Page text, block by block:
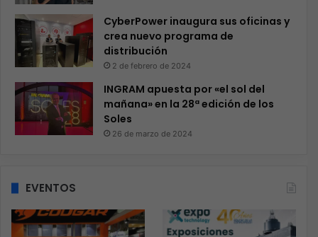
CyberPower inaugura sus oficinas y
crea nuevo programa de
distribución
2 de febrero de 2024
INGRAM apuesta por «el sol del
mañana» en la 28ª edición de los
Soles
26 de marzo de 2024
EVENTOS